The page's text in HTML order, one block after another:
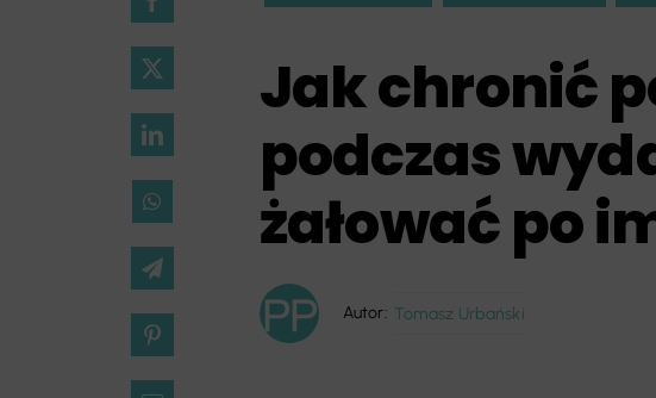
Jak chronić
podczas
żałować po
Autor: Tomasz Urbański